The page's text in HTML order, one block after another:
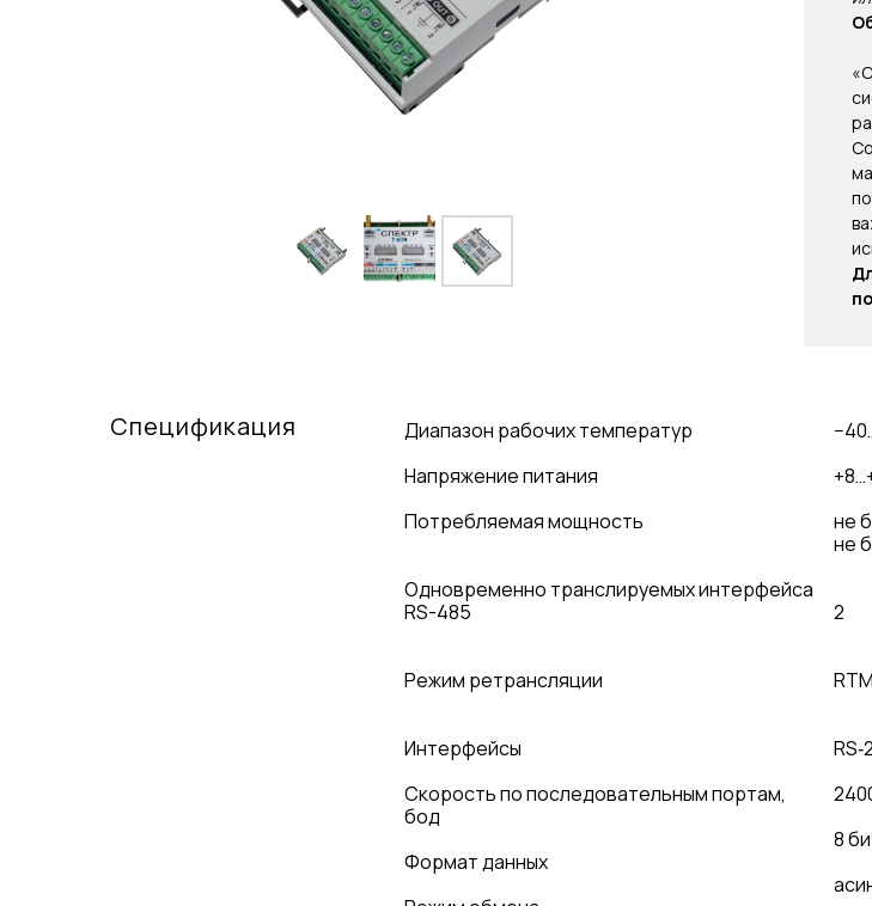
Спецификация
не
не
2
8
Диапазон рабочих температур
Напряжение питания
Потребляемая мощность
Одновременно транслируемых интерфейса
RS-485
Режим ретрансляции
Интерфейсы
Скорость по последовательным портам,
бод
Формат данных